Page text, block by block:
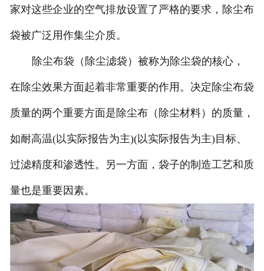
家对这些企业的空气排放设置了严格的要求，除尘布
袋被广泛用作集尘介质。
除尘布袋（除尘滤袋）被称为除尘袋的核心，
在除尘效果方面起着非常重要的作用。决定除尘布袋
质量的两个重要方面是除尘布（除尘材料）的质量，
如耐高温(以实际报告为主)(以实际报告为主)目标、
过滤精度和渗透性。另一方面，袋子的制造工艺和质
量也是重要因素。